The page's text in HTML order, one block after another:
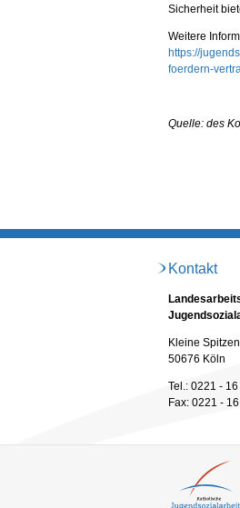
Sicherheit
Weitere
https://
foerdern-
Quelle: des
Kontakt
Kleine
50676 Köln
Tel.: 0221 -
Fax: 0221 -